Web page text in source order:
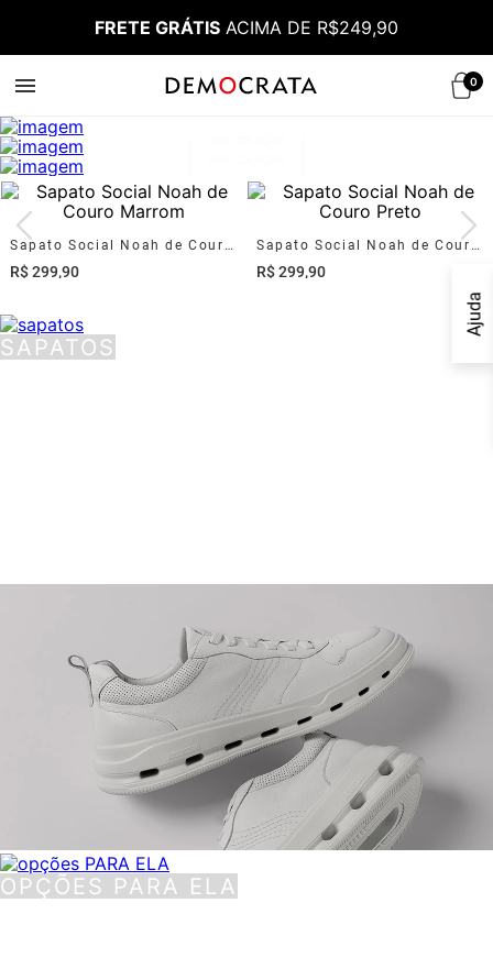
FRETE GRÁTIS ACIMA DE R$249,90
0
Ajuda
Sapato Social Noah de Couro Marrom
R$299,90
Sapato Social Noah de Couro Preto
R$299,90
SAPATOS
TÊNIS PARA ELE
OPÇÕES PARA ELA